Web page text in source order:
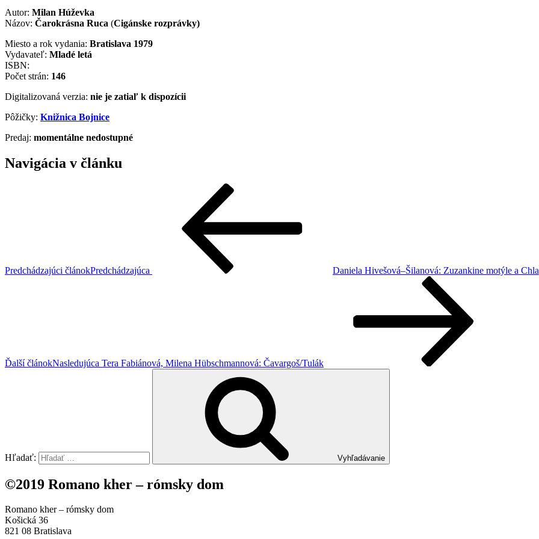
Autor: Milan Húževka
Názov: Čarokrásna Ruca (Cigánske rozprávky)
Miesto a rok vydania: Bratislava 1979
Vydavateľ: Mladé letá
ISBN:
Počet strán: 146
Digitalizovaná verzia: nie je zatiaľ k dispozícii
Pôžičky: Knižnica Bojnice
Predaj: momentálne nedostupné
Navigácia v článku
Predchádzajúci článokPredchádzajúca Daniela Hivešová–Šilanová: Zuzankine motýle a
Ďalší článokNasledujúca Tera Fabiánová, Milena Hübschmannová: Čavargoš/Tulák
Hľadať: Vyhľadávanie
©2019 Romano kher – rómsky dom
Romano kher – rómsky dom
Košická 36
821 08 Bratislava